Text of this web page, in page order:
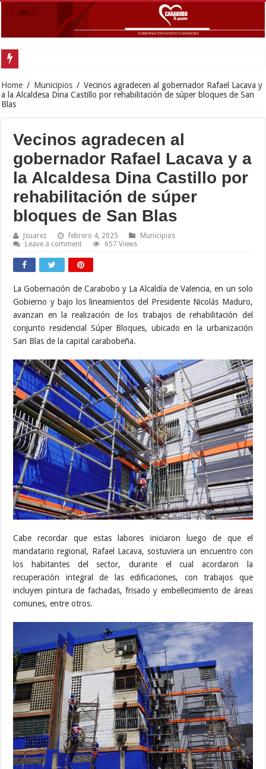
Home / Municipios / Vecinos agradecen al gobernador Rafael Lacava y
a la Alcaldesa Dina Castillo por rehabilitación de súper bloques de San
Blas
Vecinos agradecen al
gobernador Rafael Lacava y a
la Alcaldesa Dina Castillo por
rehabilitación de súper
bloques de San Blas
Jsuarez febrero 4, 2025
Municipios
Leave a comment
657 Views
La Gobernación de Carabobo y La Alcaldía de Valencia, en un solo
Gobierno y bajo los lineamientos del Presidente Nicolás Maduro,
avanzan en la realización de los trabajos de rehabilitación del
conjunto residencial Súper Bloques, ubicado en la urbanización
San Blas de la capital carabobeña.
Cabe recordar que estas labores iniciaron luego de que el
mandatario regional, Rafael Lacava, sostuviera un encuentro con
los habitantes del sector, durante el cual acordaron la
recuperación integral de las edificaciones, con trabajos que
incluyen pintura de fachadas, frisado y embellecimiento de áreas
comunes, entre otros.